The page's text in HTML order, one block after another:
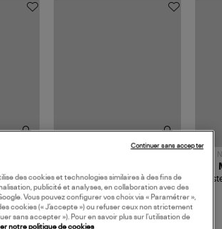
189,00 €
Mocassins Killian Sport
Mousse
des cookies et technologies similaires à des fins de
publicité et analyses, en collaboration avec des
Vous pouvez configurer vos choix via « Paramétrer »,
cookies (« J’accepte ») ou refuser ceux non strictement
sans accepter »). Pour en savoir plus sur l’utilisation de
notre politique de cookies
Continuer sans accepter